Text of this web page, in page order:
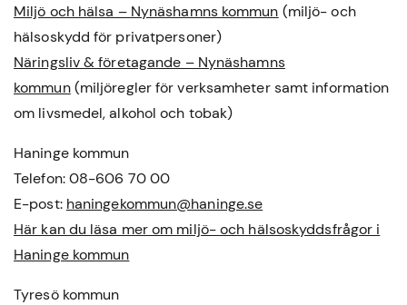
Miljö och hälsa – Nynäshamns kommun (miljö- och
hälsoskydd för privatpersoner)
Näringsliv & företagande – Nynäshamns
kommun(miljöregler för verksamheter samt information
om livsmedel, alkohol och tobak)
Haninge kommun
Telefon: 08-606 70 00
E-post: haningekommun@haninge.se
Här kan du läsa mer om miljö- och hälsoskyddsfrågor i
Haninge kommun
Tyresö kommun